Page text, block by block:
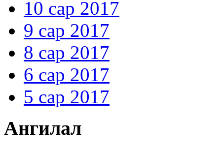
10 сар 2017
9 сар 2017
8 сар 2017
6 сар 2017
5 сар 2017
Ангилал